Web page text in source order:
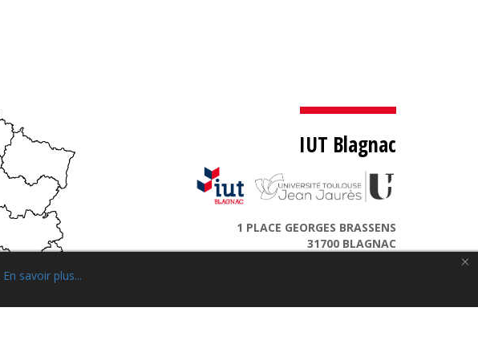
IUT Blagnac
1 PLACE GEORGES BRASSENS
31700 BLAGNAC
×
En savoir plus...